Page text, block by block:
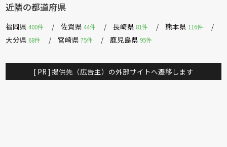
近隣の都道府県
福岡県400件 佐賀県44件 長崎県 81件 熊本県 116件
大分県 68件 宮崎県75件 鹿児島県 95件
[ PR ] 提供先（広告主）の外部サイトへ遷移します